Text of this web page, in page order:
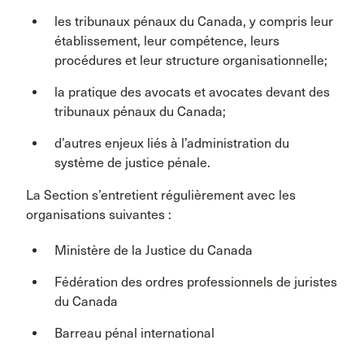
les tribunaux pénaux du Canada, y compris leur
établissement, leur compétence, leurs
procédures et leur structure organisationnelle;
la pratique des avocats et avocates devant des
tribunaux pénaux du Canada;
d’autres enjeux liés à l’administration du
système de justice pénale.
La Section s’entretient régulièrement avec les
organisations suivantes :
Ministère de la Justice du Canada
Fédération des ordres professionnels de juristes
du Canada
Barreau pénal international